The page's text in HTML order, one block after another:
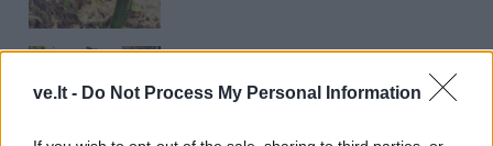
ve.lt - Do Not Process My Personal Information
atidengė II pasaulinio karo laikų